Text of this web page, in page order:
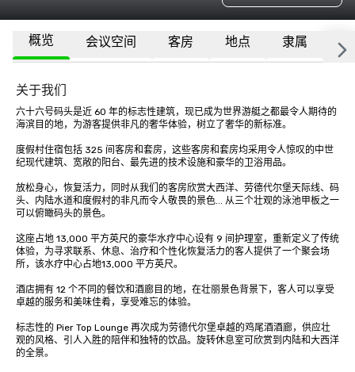
概览 会议空间 客房 地点 隶属 更
关于我们
六十六号码头是近 60 年的标志性建筑，现已成为世界游艇之都最令人期待的
海滨目的地，为游客提供非凡的奢华体验，树立了奢华的新标准。
度假村住宿包括 325 间客房和套房，这些客房和套房均采用令人惊叹的中世
纪现代建筑、宽敞的阳台、最先进的技术设施和豪华的卫浴用品。
放松身心，恢复活力，同时从我们的客房欣赏大西洋、劳德代尔堡天际线、码
头、内陆水道和度假村的非凡而令人敬畏的景色... 从三个壮观的泳池甲板之一
可以俯瞰码头的景色。
这座占地 13,000 平方英尺的豪华水疗中心设有 9 间护理室，重新定义了传统
体验，为寻求联系、休息、治疗和个性化恢复活力的客人提供了一个聚会场
所，该水疗中心占地13,000 平方英尺。
酒店拥有 12 个不同的餐饮和酒廊目的地，在壮丽景色背景下，客人可以享受
卓越的服务和美味佳肴，享受难忘的体验。
标志性的 Pier Top Lounge 再次成为劳德代尔堡卓越的鸡尾酒酒廊，供应壮
观的风格、引人入胜的陪伴和独特的饮品。旋转休息室可欣赏到内陆和大西洋
的全景。